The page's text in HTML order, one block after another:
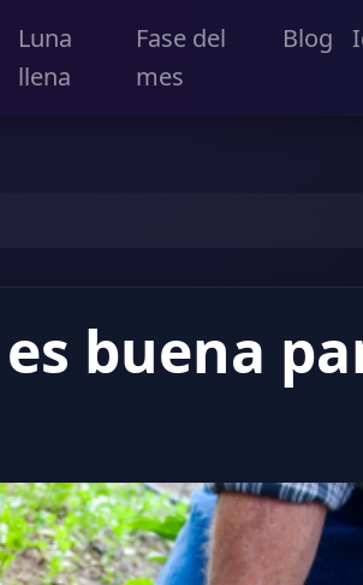
Luna
llena
Fase del
mes
Blog
buena